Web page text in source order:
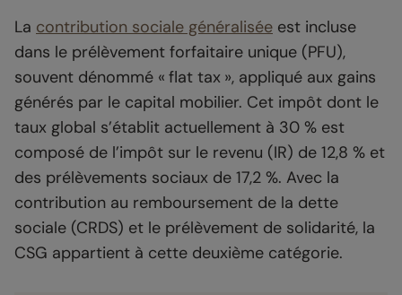
La contribution sociale généralisée est incluse
dans le prélèvement forfaitaire unique (PFU),
souvent dénommé « flat tax », appliqué aux gains
générés par le capital mobilier. Cet impôt dont le
taux global s’établit actuellement à 30 % est
composé de l’impôt sur le revenu (IR) de 12,8 % et
des prélèvements sociaux de 17,2 %. Avec la
contribution au remboursement de la dette
sociale (CRDS) et le prélèvement de solidarité, la
CSG appartient à cette deuxième catégorie.